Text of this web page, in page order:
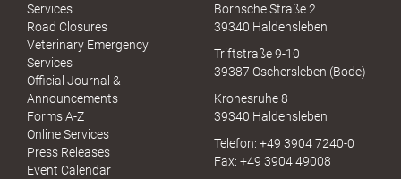
Services
Road Closures
Veterinary Emergency
Services
Official Journal &
Announcements
Forms A-Z
Online Services
Press Releases
Event Calendar
Bornsche Straße 2
39340 Haldensleben
Triftstraße 9-10
39387 Oschersleben (Bode)
Kronesruhe 8
39340 Haldensleben
Telefon: +49 3904 7240-0
Fax: +49 3904 49008